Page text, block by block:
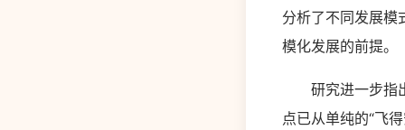
分析了不同发展模
模化发展的前提。
研究进一步指出
点已从单纯的“飞